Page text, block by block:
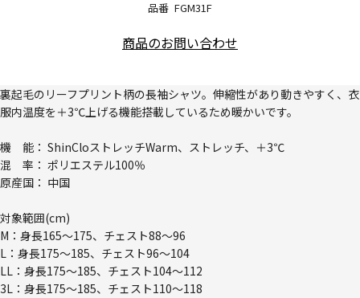
品番 FGM31F
商品のお問い合わせ
裏起毛のリーフプリント柄の長袖シャツ。伸縮性があり動きやすく、衣
服内温度を＋3℃上げる機能搭載しているため暖かいです。
機 能： ShinCloストレッチWarm、ストレッチ、＋3℃
混 率： ポリエステル100％
原産国： 中国
対象範囲(cm)
M：身長165～175、チェスト88～96
L：身長175～185、チェスト96～104
LL：身長175～185、チェスト104～112
3L：身長175～185、チェスト110～118